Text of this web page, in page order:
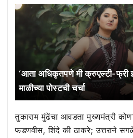
‘आता अधिकृतपणे मी क्रुएल्टी-फ्री
माळीच्या पोस्टची चर्चा
तुकाराम मुंढेंचा आवडता मुख्यमंत्री
फडणवीस, शिंदे की ठाकरे; उत्तराने